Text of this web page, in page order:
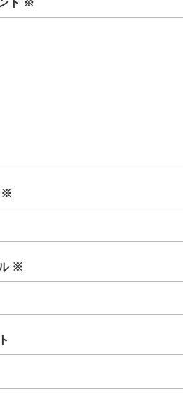
ト ※
※
※